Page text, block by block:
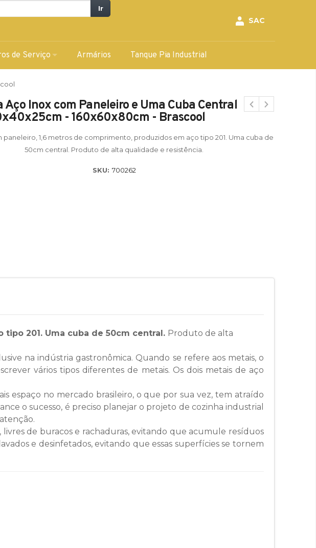
Ir
SAC
de Serviço Armários Tanque Pia Industrial
Aço Inox com Paneleiro e Uma Cuba Central
- 160x60x80cm - Brascool
paneleiro, 1,6 metros de comprimento, produzidos em aço tipo 201. Uma cuba de
50cm central. Produto de alta qualidade e resistência.
SKU: 700262
201. Uma cuba de 50cm central. Produto de alta
na indústria gastronômica. Quando se refere aos metais, o
vários tipos diferentes de metais. Os dois metais de aço
espaço no mercado brasileiro, o que por sua vez, tem atraído
o sucesso, é preciso planejar o projeto de cozinha industrial
livres de buracos e rachaduras, evitando que acumule resíduos
e desinfetados, evitando que essas superfícies se tornem